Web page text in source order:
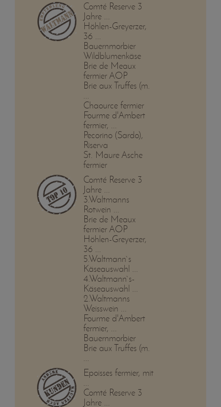
Comté Reserve 3
Jahre ...
Höhlen-Greyerzer,
36 ...
Bauernmorbier
Wildblumenkäse
Brie de Meaux
fermier AOP
Brie aux Truffes (m.
...
Chaource fermier
Fourme d'Ambert
fermier, ...
Pecorino (Sardo),
Riserva
St. Maure Asche
fermier
Comté Reserve 3
Jahre ...
3.Waltmanns
Rotwein ...
Brie de Meaux
fermier AOP
Höhlen-Greyerzer,
36 ...
5.Waltmann`s
Käseauswahl ...
4.Waltmann`s-
Käseauswahl ...
2.Waltmanns
Weisswein ...
Fourme d'Ambert
fermier, ...
Bauernmorbier
Brie aux Truffes (m.
...
Epoisses fermier, mit
...
Comté Reserve 3
Jahre ...